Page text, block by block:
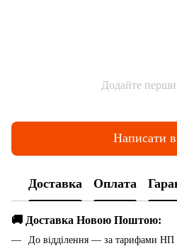
Додайте
Написати
Доставка Оплата
🚚 Доставка Новою Поштою:
До відділення — за тарифами НП